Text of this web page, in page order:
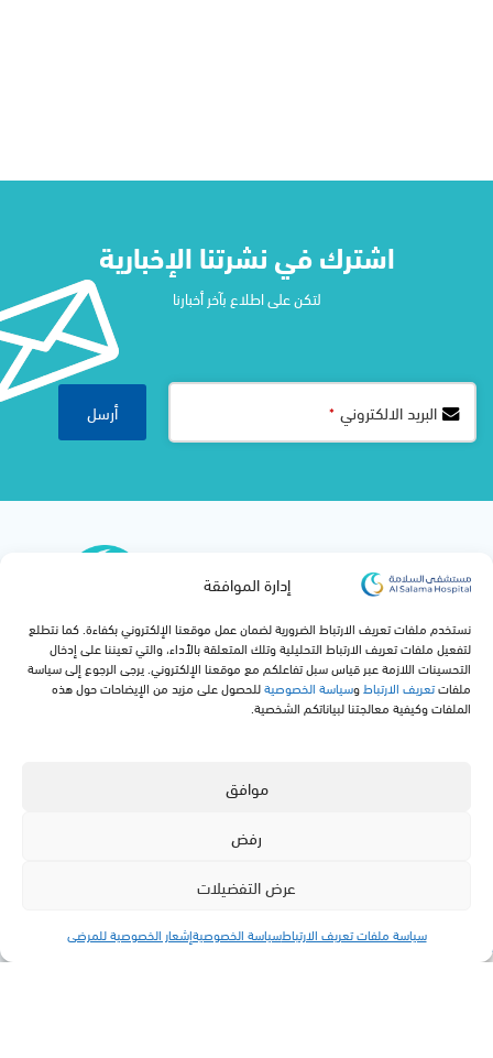
إدارة الموافقة
نستخدم ملفات تعريف الارتباط الضرورية لضمان عمل موقعنا الإلكتروني بكفاءة. كما نتطلع
لتفعيل ملفات تعريف الارتباط التحليلية وتلك المتعلقة بالأداء، والتي تعيننا على إدخال
التحسينات اللازمة عبر قياس سبل تفاعلكم مع موقعنا الإلكتروني. يرجى الرجوع إلى سياسة
ملفاتتعريف الارتباط وسياسة الخصوصيةللحصول على مزيد من الإيضاحات حول هذه
الملفات وكيفية معالجتنا لبياناتكم الشخصية.
موافق
رفض
عرض التفضيلات
سياسة ملفات تعريف الارتباطسياسة الخصوصيةإشعار الخصوصية للمرضى
اشترك في نشرتنا الإخبارية​
لتكن على اطلاع بآخر أخبارنا
البريد الالكتروني * أرسل
Email
*
مستـشفى السـلامة
الخريطة
تواصل معنا القائمةSpecialties
Facilities
Contact
App